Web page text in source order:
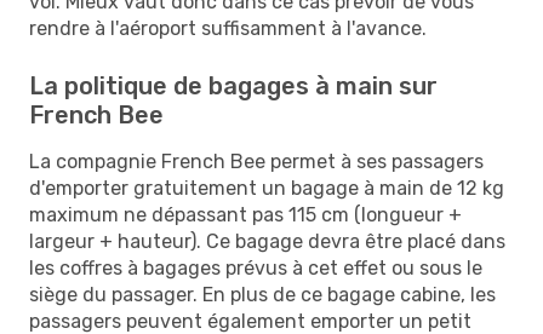
rendre à l'aéroport suffisamment à l'avance.
La politique de bagages à main sur
French Bee
La compagnie French Bee permet à ses passagers
d'emporter gratuitement un bagage à main de 12 kg
maximum ne dépassant pas 115 cm (longueur +
largeur + hauteur). Ce bagage devra être placé dans
les coffres à bagages prévus à cet effet ou sous le
siège du passager. En plus de ce bagage cabine, les
passagers peuvent également emporter un petit